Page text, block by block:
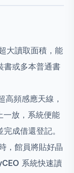
大讀取面積，能
書或多本普通書
高頻感應天線，
一放，系統便能
成借還登記。
，館員將貼好晶
系統快速讀